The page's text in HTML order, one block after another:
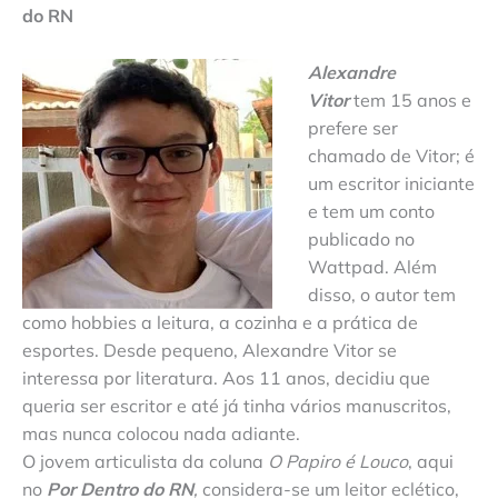
do RN
Alexandre
Vitortem 15 anos e
prefere ser
chamado de Vitor; é
um escritor iniciante
e tem um conto
publicado no
Wattpad. Além
disso, o autor tem
como hobbies a leitura, a cozinha e a prática de
esportes. Desde pequeno, Alexandre Vitor se
interessa por literatura. Aos 11 anos, decidiu que
queria ser escritor e até já tinha vários manuscritos,
mas nunca colocou nada adiante.
O jovem articulista da coluna O Papiro é Louco, aqui
no Por Dentro do RN, considera-se um leitor eclético,